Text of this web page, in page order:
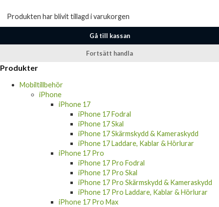
Produkten har blivit tillagd i varukorgen
Gå till kassan
Fortsätt handla
Produkter
Mobiltillbehör
iPhone
iPhone 17
iPhone 17 Fodral
iPhone 17 Skal
iPhone 17 Skärmskydd & Kameraskydd
iPhone 17 Laddare, Kablar & Hörlurar
iPhone 17 Pro
iPhone 17 Pro Fodral
iPhone 17 Pro Skal
iPhone 17 Pro Skärmskydd & Kameraskydd
iPhone 17 Pro Laddare, Kablar & Hörlurar
iPhone 17 Pro Max